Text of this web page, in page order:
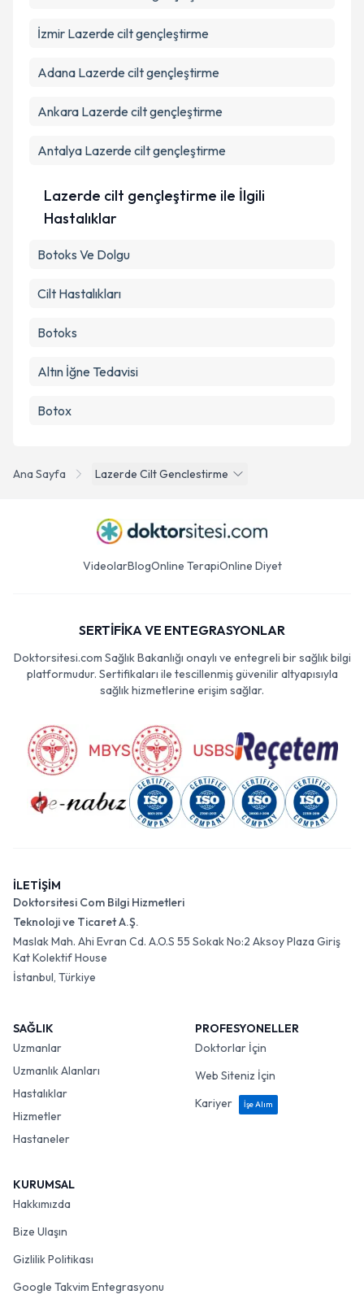
Takvim Talebini Gönder
Ana Sayfa Lazerde Cilt Genclestirme
İzmir Lazerde cilt gençleştirme
Adana Lazerde cilt gençleştirme
Ankara Lazerde cilt gençleştirme
Antalya Lazerde cilt gençleştirme
Lazerde cilt gençleştirme ile İlgili
Hastalıklar
Botoks Ve Dolgu
Cilt Hastalıkları
Botoks
Altın İğne Tedavisi
Botox
VideolarBlogOnline TerapiOnline Diyet
SERTİFİKA VE ENTEGRASYONLAR
Doktorsitesi.com Sağlık Bakanlığı onaylı ve entegreli bir sağlık bilgi
platformudur. Sertifikaları ile tescillenmiş güvenilir altyapısıyla
sağlık hizmetlerine erişim sağlar.
İLETİŞİM
Doktorsitesi Com Bilgi Hizmetleri
Teknoloji ve Ticaret A.Ş.
Maslak Mah. Ahi Evran Cd. A.O.S 55 Sokak No:2 Aksoy Plaza Giriş
Kat Kolektif House
İstanbul, Türkiye
SAĞLIK
Uzmanlar
Uzmanlık Alanları
Hastalıklar
Hizmetler
Hastaneler
PROFESYONELLER
Doktorlar İçin
Web Siteniz İçin
Kariyer
İşe Alım
KURUMSAL
Hakkımızda
Bize Ulaşın
Gizlilik Politikası
Google Takvim Entegrasyonu